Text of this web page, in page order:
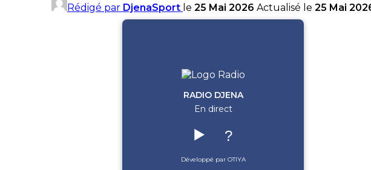
Rédigé par DjenaSport le 25 Mai 2026 Actualisé le 25 Mai
RADIO DJENA
En direct
▶️ ?
Développé par OTIYA